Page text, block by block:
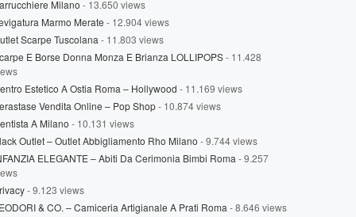
Milano - 13.650 views
Marmo Merate - 12.904 views
Scarpe Tuscolana - 11.803 views
E Borse Donna Monza E Brianza LOLLIPOPS- 11.428
Estetico A Ostia Roma – Hollywood - 11.169 views
Vendita Online – Pop Shop- 10.874 views
A Milano - 10.131 views
Outlet – Outlet Abbigliamento Rho Milano - 9.744 views
ELEGANTE – Abiti Da Cerimonia Bimbi Roma - 9.257
- 9.123 views
& CO. – Camiceria Artigianale A Prati Roma - 8.646 views